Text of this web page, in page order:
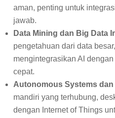
aman, penting untuk
jawab.
Data Mining dan Big Data
pengetahuan dari data
mengintegrasikan AI
cepat.
Autonomous Systems dan
mandiri yang terhubung,
dengan Internet of Things